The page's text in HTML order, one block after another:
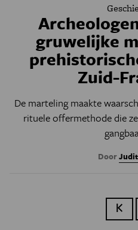
gruwelijke
Zuid-
De marteling maakte
rituele offermethode die
Door